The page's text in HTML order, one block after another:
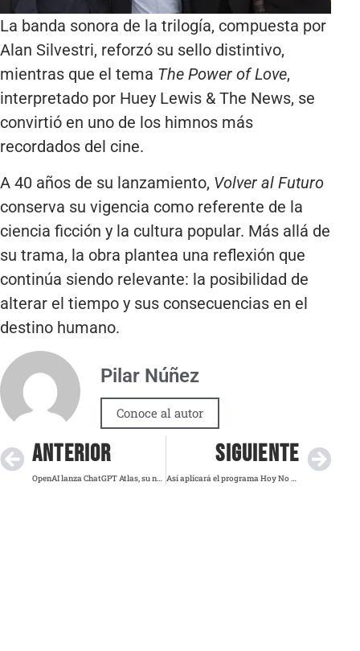
La banda sonora de la trilogía, compuesta por
Alan Silvestri, reforzó su sello distintivo,
mientras que el tema The Power of Love,
interpretado por Huey Lewis & The News, se
convirtió en uno de los himnos más
recordados del cine.
A 40 años de su lanzamiento, Volver al Futuro
conserva su vigencia como referente de la
ciencia ficción y la cultura popular. Más allá de
su trama, la obra plantea una reflexión que
continúa siendo relevante: la posibilidad de
alterar el tiempo y sus consecuencias en el
destino humano.
Pilar Núñez
Conoce al autor
ANTERIOR
OpenAI lanza ChatGPT Atlas, su navegador con IA integrada que competirá con Google Chrome
SIGUIENTE
Así aplicará el programa Hoy No Circula este miércoles en CDMX, Edomex y el Valle de Toluca